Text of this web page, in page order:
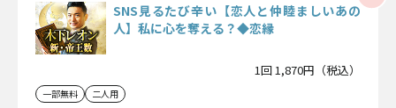
SNS見るたび辛い【恋人と仲睦ましいあの
人】私に心を奪える？◆恋縁
1回 1,870円（税込）
一部無料 二人用